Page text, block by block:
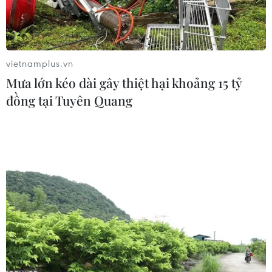
Binh sỹ Singapore tham gia một cuộc tập trận. (Nguồn:
Mindef.gov.sg)
Bộ Quốc phòng Singapore ngày 15/8 cho biết lần
đầu tiên lực lượng vũ trang (SAF) nước này đã
tham gia vào một cuộc tập trận đa phương có sự
vietnamplus.vn
Mưa lớn kéo dài gây thiệt hại khoảng 15 tỷ
đồng tại Tuyên Quang